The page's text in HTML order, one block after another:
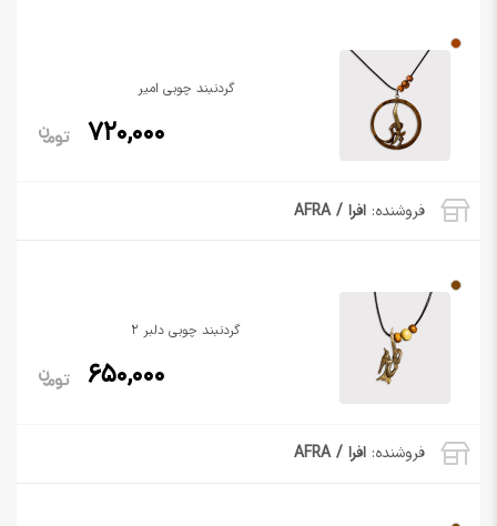
فروشنده: افرا / AFRA
گردنبند چوبی امیر
720,000
فروشنده: افرا / AFRA
گردنبند چوبی دلبر 2
650,000